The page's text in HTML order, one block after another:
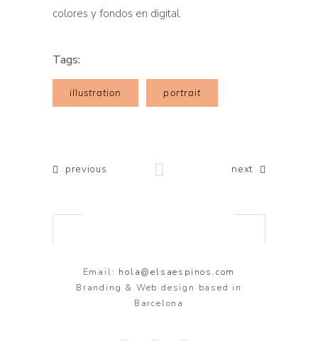
colores y fondos en digital.
Tags:
illustration portrait
previous next
Email: hola@elsaespinos.com
Branding & Web design based in
Barcelona